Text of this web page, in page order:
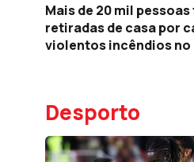
Mais de 20 mil
retiradas de casa por
violentos incêndios no
Desporto